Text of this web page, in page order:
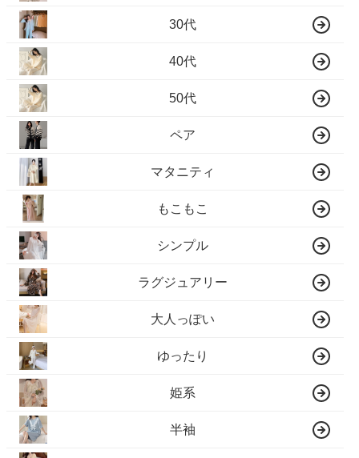
30代
40代
50代
ペア
マタニティ
もこもこ
シンプル
ラグジュアリー
大人っぽい
ゆったり
姫系
半袖